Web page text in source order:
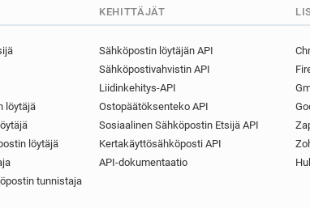
löytäjä
löytäjä
tunnistaja
KEHITTÄJÄT
Sähköpostin löytäjän API
Sähköpostivahvistin API
Liidinkehitys-API
Ostopäätöksenteko API
Sosiaalinen Sähköpostin Etsijä API
Kertakäyttösähköposti API
API-dokumentaatio